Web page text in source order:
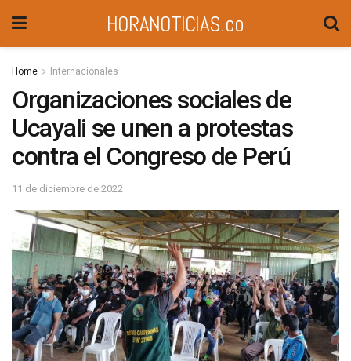
HORANOTICIAS.co
Home Internacionales
Organizaciones sociales de
Ucayali se unen a protestas
contra el Congreso de Perú
11 de diciembre de 2022